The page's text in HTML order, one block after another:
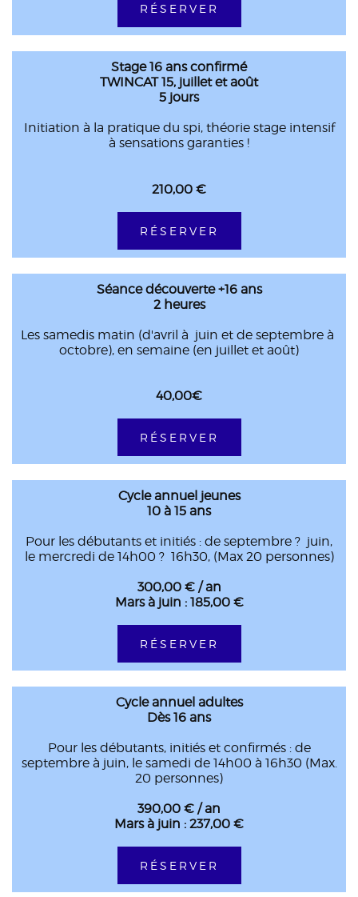
RÉSERVER
Stage 16 ans confirmé
TWINCAT 15, juillet et août
5 jours
Initiation à la pratique du spi, théorie stage intensif
à sensations garanties !
210,00 €
RÉSERVER
Séance découverte +16 ans
2 heures
Les samedis matin (d'avril à juin et de septembre à
octobre), en semaine (en juillet et août)
40,00€
RÉSERVER
Cycle annuel jeunes
10 à 15 ans
Pour les débutants et initiés : de septembre ? juin,
le mercredi de 14h00 ? 16h30, (Max 20 personnes)
300,00 € / an
Mars à juin : 185,00 €
RÉSERVER
Cycle annuel adultes
Dès 16 ans
Pour les débutants, initiés et confirmés : de
septembre à juin, le samedi de 14h00 à 16h30 (Max.
20 personnes)
390,00 € / an
Mars à juin : 237,00 €
RÉSERVER